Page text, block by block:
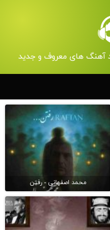
آهنگ های معروف و جدید
محمد اصفهانی - رفتن